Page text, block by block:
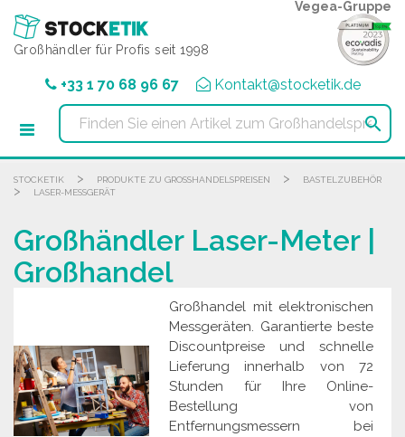
Großhändler für Profis seit 1998
Vegea-Gruppe
+33 1 70 68 96 67 Kontakt@stocketik.de

STOCKETIK > PRODUKTE ZU GROSSHANDELSPREISEN > BASTELZUBEHÖR
> LASER-MESSGERÄT
Großhändler Laser-Meter |
Großhandel
Großhandel mit elektronischen
Messgeräten. Garantierte beste
Discountpreise und schnelle
Lieferung innerhalb von 72
Stunden für Ihre Online-
Bestellung von
Entfernungsmessern bei